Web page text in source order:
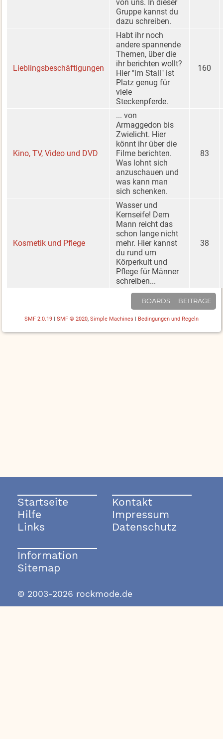
von uns. In dieser
Gruppe kannst du
dazu schreiben.
Lieblingsbeschäftigungen
Habt ihr noch
andere spannende
Themen, über die
ihr berichten wollt?
Hier "im Stall" ist
Platz genug für
viele
Steckenpferde.
160
Kino, TV, Video und DVD
... von
Armaggedon bis
Zwielicht. Hier
könnt ihr über die
Filme berichten.
Was lohnt sich
anzuschauen und
was kann man
sich schenken.
83
Kosmetik und Pflege
Wasser und
Kernseife! Dem
Mann reicht das
schon lange nicht
mehr. Hier kannst
du rund um
Körperkult und
Pflege für Männer
schreiben...
38
BOARDS BEITRÄGE
SMF 2.0.19 SMF © 2020, Simple Machines Bedingungen und Regeln
Startseite
Hilfe
Links
Kontakt
Impressum
Datenschutz
Information
Sitemap
© 2003-2026 rockmode.de